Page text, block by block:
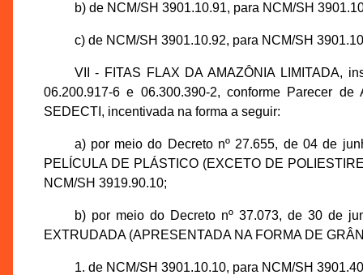
b) de NCM/SH 3901.10.91, para NCM/SH
c) de NCM/SH 3901.10.92, para NCM/SH
VII - FITAS FLAX DA AMAZÔNIA LIMITADA,
06.200.917-6 e 06.300.390-2, conforme Parecer
SEDECTI, incentivada na forma a seguir:
a) por meio do Decreto nº 27.655, de 04 de
PELÍCULA DE PLÁSTICO (EXCETO DE
NCM/SH 3919.90.10;
b) por meio do Decreto nº 37.073, de 30 de
EXTRUDADA (APRESENTADA NA FORMA DE
1. de NCM/SH 3901.10.10, para NCM/SH